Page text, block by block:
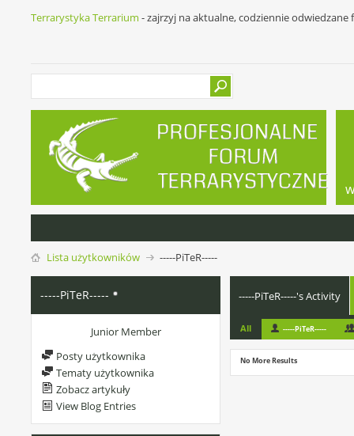
Terrarystyka Terrarium - zajrzyj na aktualne, codziennie
Lista użytkowników -----PiTeR-----
-----PiTeR-----
Junior Member
Posty użytkownika
Tematy użytkownika
Zobacz artykuły
View Blog Entries
-----PiTeR-----'s Activity
All -----PiTeR-----
No More Results